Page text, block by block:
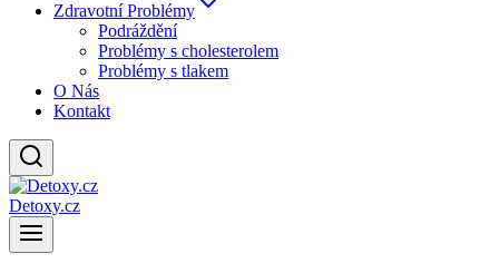
Zdravotní Problémy
Podráždění
Problémy s cholesterolem
Problémy s tlakem
O Nás
Kontakt
Detoxy.cz